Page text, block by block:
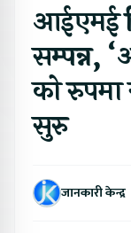
आईएमई
सम्पन्न,
को रुपमा
सुरु
जानकारी केन्द्र